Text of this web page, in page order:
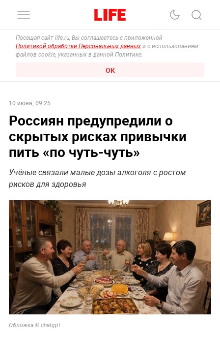
Посещая сайт life.ru, Вы соглашаетесь с приложенной
Политикой обработки Персональных данных и с использованием
файлов cookie, указанных в данной Политике.
ОК
10 июня, 09:25
Россиян предупредили о
скрытых рисках привычки
пить «по чуть-чуть»
Учёные связали малые дозы алкоголя с ростом
рисков для здоровья
Обложка © chatgpt